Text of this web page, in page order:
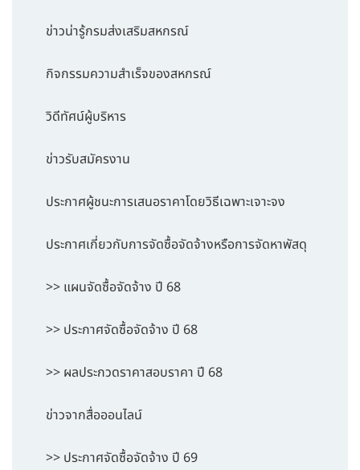
ข่าวน่ารู้กรมส่งเสริมสหกรณ์
กิจกรรมความสำเร็จของสหกรณ์
วิดีทัศน์ผู้บริหาร
ข่าวรับสมัครงาน
ประกาศผู้ชนะการเสนอราคาโดยวิธีเฉพาะเจาะจง
ประกาศเกี่ยวกับการจัดซื้อจัดจ้างหรือการจัดหาพัสดุ
>> แผนจัดซื้อจัดจ้าง ปี 68
>> ประกาศจัดซื้อจัดจ้าง ปี 68
>> ผลประกวดราคาสอบราคา ปี 68
ข่าวจากสื่อออนไลน์
>> ประกาศจัดซื้อจัดจ้าง ปี 69